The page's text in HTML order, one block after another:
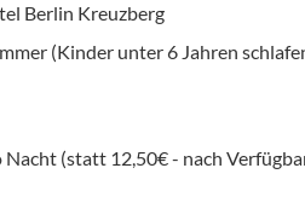
Berlin Kreuzberg
(Kinder unter 6 Jahren
(statt 12,50€ - nach